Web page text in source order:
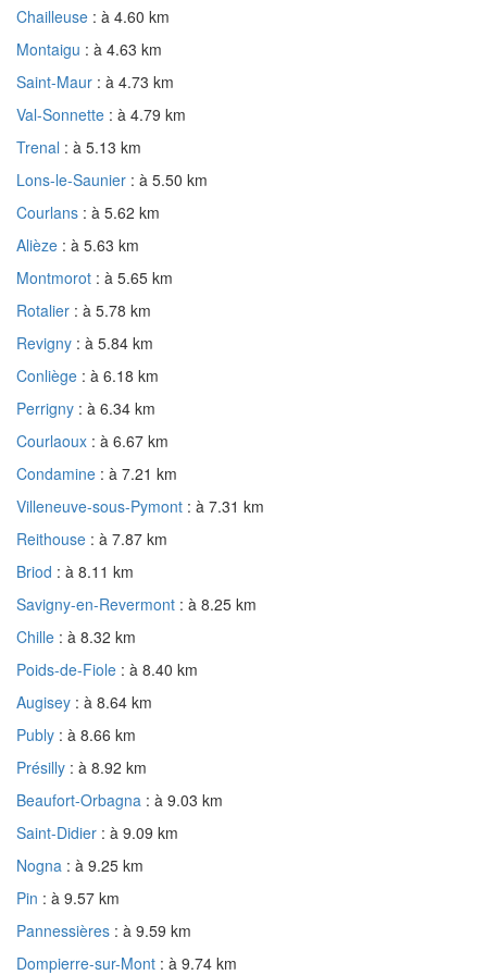
Chailleuse : à 4.60 km
Montaigu : à 4.63 km
Saint-Maur : à 4.73 km
Val-Sonnette : à 4.79 km
Trenal : à 5.13 km
Lons-le-Saunier : à 5.50 km
Courlans : à 5.62 km
Alièze : à 5.63 km
Montmorot : à 5.65 km
Rotalier : à 5.78 km
Revigny : à 5.84 km
Conliège : à 6.18 km
Perrigny : à 6.34 km
Courlaoux : à 6.67 km
Condamine : à 7.21 km
Villeneuve-sous-Pymont : à 7.31 km
Reithouse : à 7.87 km
Briod : à 8.11 km
Savigny-en-Revermont : à 8.25 km
Chille : à 8.32 km
Poids-de-Fiole : à 8.40 km
Augisey : à 8.64 km
Publy : à 8.66 km
Présilly : à 8.92 km
Beaufort-Orbagna : à 9.03 km
Saint-Didier : à 9.09 km
Nogna : à 9.25 km
Pin : à 9.57 km
Pannessières : à 9.59 km
Dompierre-sur-Mont : à 9.74 km